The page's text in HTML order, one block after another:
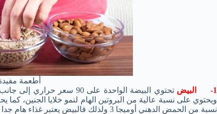
أطعمة
1- البيض
ويحتوي على نسبة عالية من البروتين الهام لنمو خلايا الجنين،
نسبة من الحمض الدهني أوميجا 3 ولذلك فالبيض يعتبر غذاء هام جدا للمرأة الحامل.